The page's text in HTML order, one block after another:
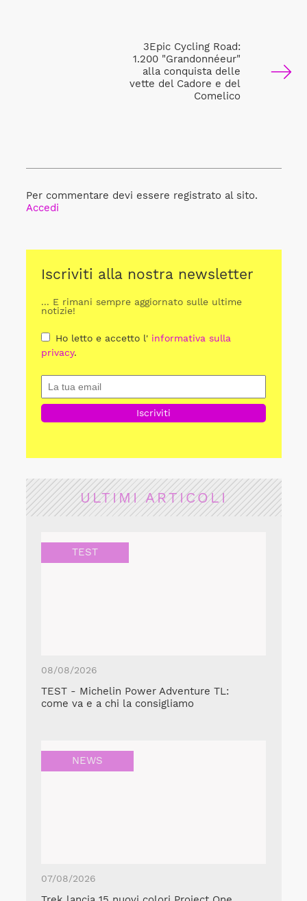
3Epic Cycling Road:
1.200 "Grandonnéeur"
alla conquista delle
vette del Cadore e del
Comelico
Per commentare devi essere registrato al sito.
Accedi
Iscriviti alla nostra newsletter
... E rimani sempre aggiornato sulle ultime
notizie!
Ho letto e accetto l' informativa sulla
privacy.
ULTIMI ARTICOLI
TEST
08/08/2026
TEST - Michelin Power Adventure TL:
come va e a chi la consigliamo
NEWS
07/08/2026